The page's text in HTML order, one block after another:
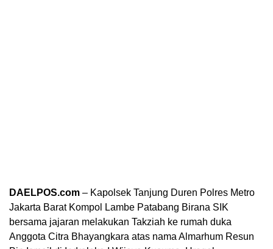
DAELPOS.com – Kapolsek Tanjung Duren Polres Metro
Jakarta Barat Kompol Lambe Patabang Birana SIK
bersama jajaran melakukan Takziah ke rumah duka
Anggota Citra Bhayangkara atas nama Almarhum Resun